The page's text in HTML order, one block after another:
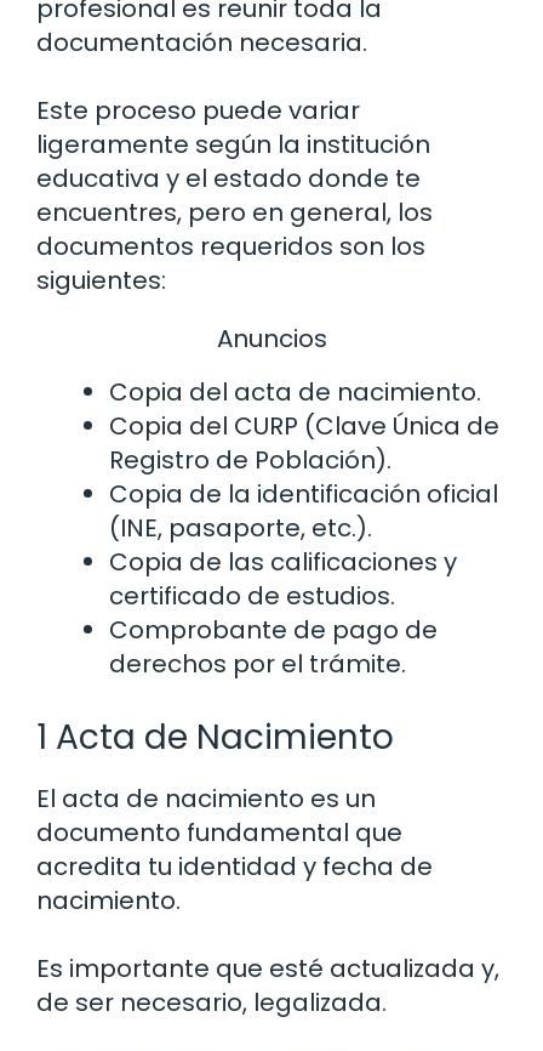
profesional es reunir toda la
documentación necesaria.
Este proceso puede variar
ligeramente según la institución
educativa y el estado donde te
encuentres, pero en general, los
documentos requeridos son los
siguientes:
Anuncios
Copia del acta de nacimiento.
Copia del CURP (Clave Única de
Registro de Población).
Copia de la identificación oficial
(INE, pasaporte, etc.).
Copia de las calificaciones y
certificado de estudios.
Comprobante de pago de
derechos por el trámite.
1 Acta de Nacimiento
El acta de nacimiento es un
documento fundamental que
acredita tu identidad y fecha de
nacimiento.
Es importante que esté actualizada y,
de ser necesario, legalizada.